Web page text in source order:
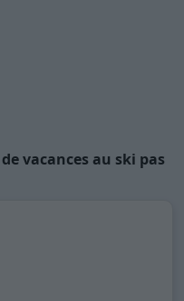
vacances au ski pas